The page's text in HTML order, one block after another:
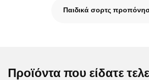
Παιδικά σορτς
Προϊόντα που είδατε